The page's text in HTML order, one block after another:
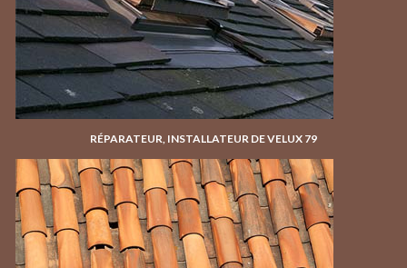
RÉPARATEUR, INSTALLATEUR DE VELUX 79